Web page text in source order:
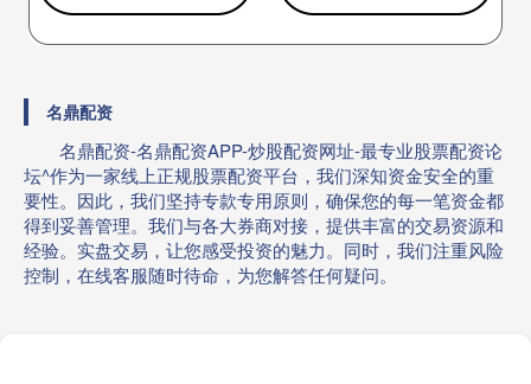
名鼎配资
名鼎配资-名鼎配资APP-炒股配资网址-最专业股票配资论
坛^作为一家线上正规股票配资平台，我们深知资金安全的重
要性。因此，我们坚持专款专用原则，确保您的每一笔资金都
得到妥善管理。我们与各大券商对接，提供丰富的交易资源和
经验。实盘交易，让您感受投资的魅力。同时，我们注重风险
控制，在线客服随时待命，为您解答任何疑问。